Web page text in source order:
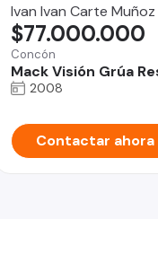
Ivan Ivan Carte Muñoz
Concón
Mack Visión Grúa
$77.000.000
2008
Contactar ahora